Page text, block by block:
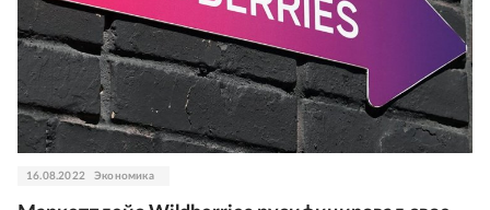
16.08.2022 Экономика